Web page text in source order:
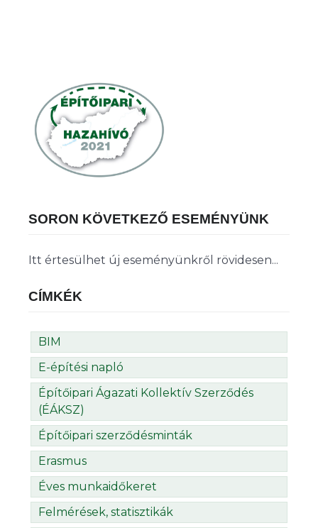
SORON KÖVETKEZŐ ESEMÉNYÜNK
Itt értesülhet új eseményünkről rövidesen...
CÍMKÉK
BIM
E-építési napló
Építőipari Ágazati Kollektív Szerződés
(ÉÁKSZ)
Építőipari szerződésminták
Erasmus
Éves munkaidőkeret
Felmérések, statisztikák